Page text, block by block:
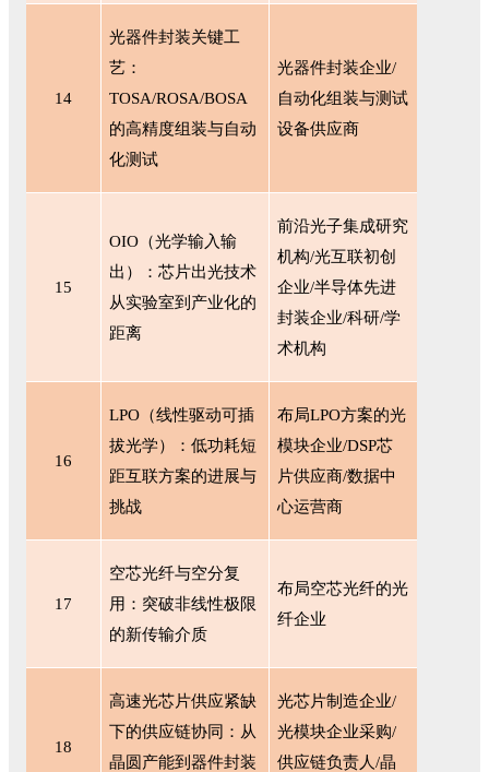
14
光器件封装关键工
艺：
TOSA/ROSA/BOSA
的高精度组装与自动
化测试
光器件封装企业/
自动化组装与测试
设备供应商
15
OIO（光学输入输
出）：芯片出光技术
从实验室到产业化的
距离
前沿光子集成研究
机构/光互联初创
企业/半导体先进
封装企业/科研/学
术机构
16
LPO（线性驱动可插
拔光学）：低功耗短
距互联方案的进展与
挑战
布局LPO方案的光
模块企业/DSP芯
片供应商/数据中
心运营商
17
空芯光纤与空分复
用：突破非线性极限
的新传输介质
布局空芯光纤的光
纤企业
18
高速光芯片供应紧缺
下的供应链协同：从
晶圆产能到器件封装
光芯片制造企业/
光模块企业采购/
供应链负责人/晶